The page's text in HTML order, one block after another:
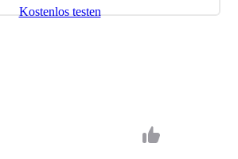
Kostenlos testen